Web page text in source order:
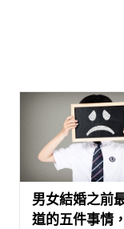
男女結婚之前
道的五件事情